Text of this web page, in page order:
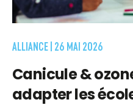
ALLIANCE | 26 MAI 2026
Canicule &
adapter les